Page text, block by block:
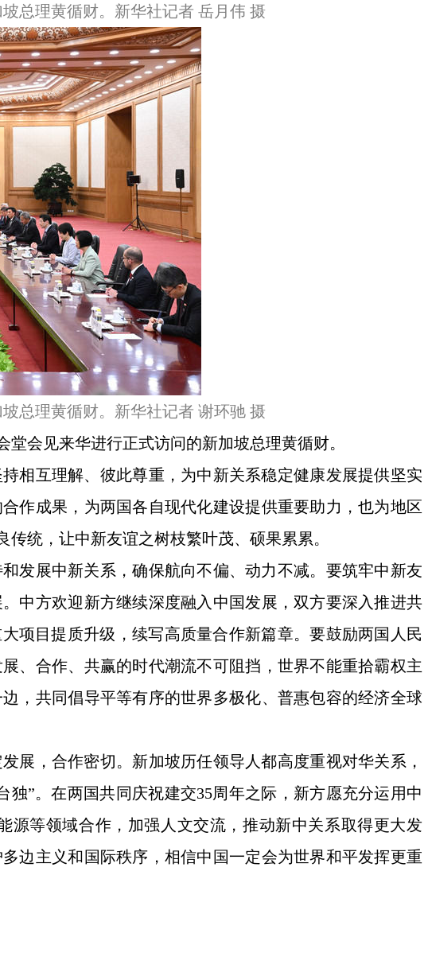
总理黄循财。新华社记者 岳月伟 摄
总理黄循财。新华社记者 谢环驰 摄
会见来华进行正式访问的新加坡总理黄循财。
相互理解、彼此尊重，为中新关系稳定健康发展提供坚实
作成果，为两国各自现代化建设提供重要助力，也为地区
统，让中新友谊之树枝繁叶茂、硕果累累。
发展中新关系，确保航向不偏、动力不减。要筑牢中新友
中方欢迎新方继续深度融入中国发展，双方要深入推进共
项目提质升级，续写高质量合作新篇章。要鼓励两国人民
、合作、共赢的时代潮流不可阻挡，世界不能重拾霸权主
，共同倡导平等有序的世界多极化、普惠包容的经济全球
展，合作密切。新加坡历任领导人都高度重视对华关系，
”。在两国共同庆祝建交35周年之际，新方愿充分运用中
源等领域合作，加强人文交流，推动新中关系取得更大发
边主义和国际秩序，相信中国一定会为世界和平发挥更重